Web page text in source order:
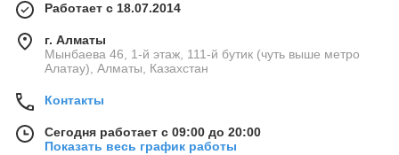
Работает с 18.07.2014
г. Алматы
Мынбаева 46, 1-й этаж, 111-й бутик (чуть выше метро
Алатау), Алматы, Казахстан
Контакты
Сегодня работает с 09:00 до 20:00
Показать весь график работы